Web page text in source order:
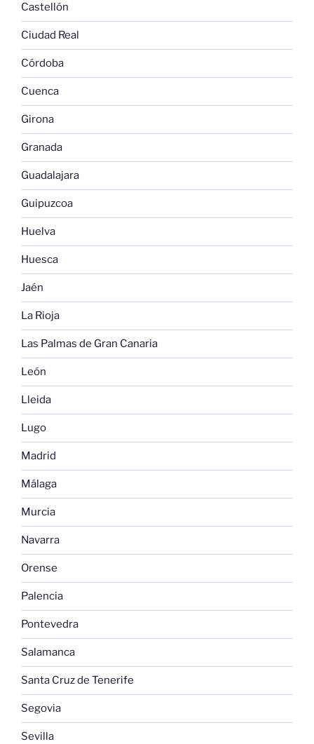
Castellón
Ciudad Real
Córdoba
Cuenca
Girona
Granada
Guadalajara
Guipuzcoa
Huelva
Huesca
Jaén
La Rioja
Las Palmas de Gran Canaria
León
Lleida
Lugo
Madrid
Málaga
Murcia
Navarra
Orense
Palencia
Pontevedra
Salamanca
Santa Cruz de Tenerife
Segovia
Sevilla